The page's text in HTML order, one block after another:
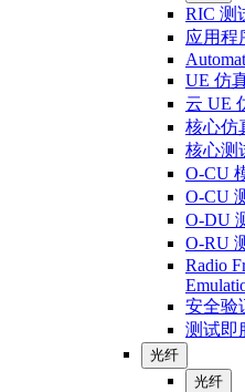
RIC 测
应用程
UE 仿
云 UE
核心仿
核心测
O-CU
O-CU
O-DU
O-RU
Radio
安全验
测试即
光纤
光纤